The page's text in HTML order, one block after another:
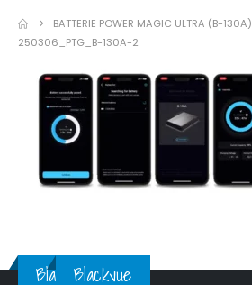
BATTERIE POWER MAGIC ULTRA (B-130A)
250306_PTG_B-130A-2
BlackvueBlackvue